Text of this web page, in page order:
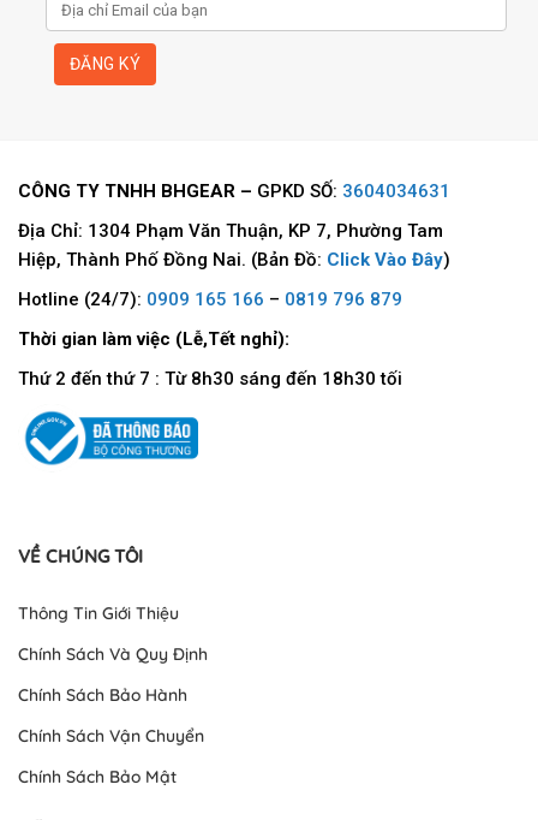
CÔNG TY TNHH BHGEAR – GPKD SỐ: 3604034631
Địa Chỉ: 1304 Phạm Văn Thuận, KP 7, Phường Tam
Hiệp, Thành Phố Đồng Nai. (Bản Đồ: Click Vào Đây)
Hotline (24/7): 0909 165 166 – 0819 796 879
Thời gian làm việc (Lễ,Tết nghỉ):
Thứ 2 đến thứ 7 : Từ 8h30 sáng đến 18h30 tối
VỀ CHÚNG TÔI
Thông Tin Giới Thiệu
Chính Sách Và Quy Định
Chính Sách Bảo Hành
Chính Sách Vận Chuyển
Chính Sách Bảo Mật